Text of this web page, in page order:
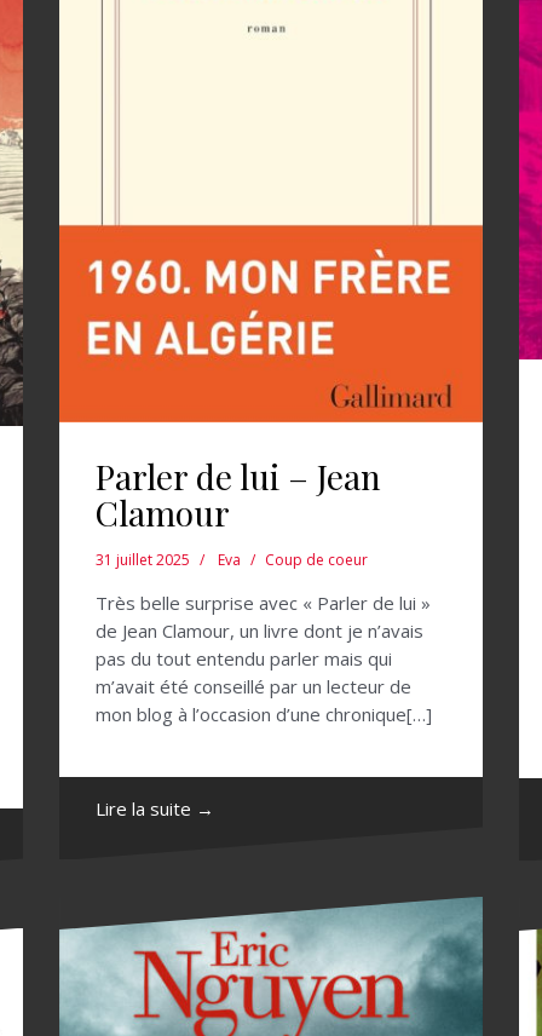
Parler de lui – Jean
Clamour
31 juillet 2025 Eva Coup de coeur
Très belle surprise avec « Parler de lui »
de Jean Clamour, un livre dont je n’avais
pas du tout entendu parler mais qui
m’avait été conseillé par un lecteur de
mon blog à l’occasion d’une chronique[…]
Lire la suite →